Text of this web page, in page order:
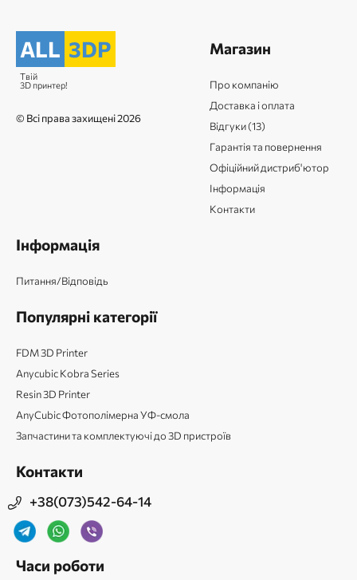
ALL 3DP
Твій
3D принтер!
© Всі права захищені 2026
Магазин
Про компанію
Доставка і оплата
Відгуки (13)
Гарантія та повернення
Офіційний дистриб'ютор
Інформація
Контакти
Інформація
Питання/Відповідь
Популярні категорії
FDM 3D Printer
Anycubic Kobra Series
Resin 3D Printer
AnyCubic Фотополімерна УФ-смола
Запчастини та комплектуючі до 3D пристроїв
Контакти
+38(073)542-64-14
Часи роботи